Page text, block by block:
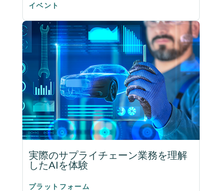
イベント
実際のサプライチェーン業務を理解
したAIを体験
プラットフォーム